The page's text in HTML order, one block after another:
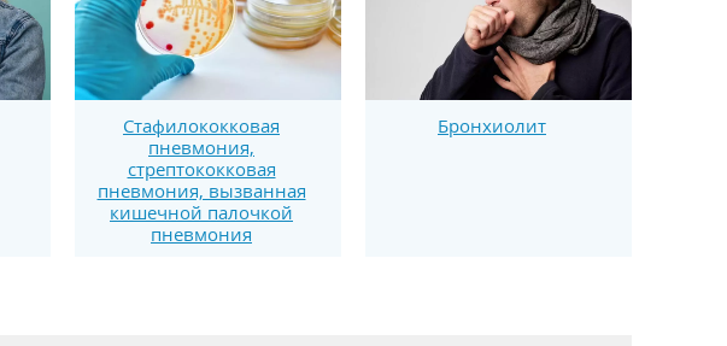
Стафилококковая
пневмония,
стрептококковая
пневмония, вызванная
кишечной палочкой
пневмония
Бронхиолит